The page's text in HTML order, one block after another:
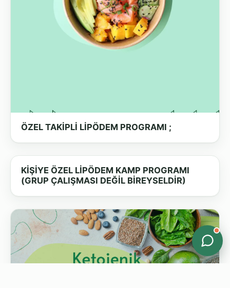
ÖZEL TAKİPLİ LİPÖDEM PROGRAMI ;
KİŞİYE ÖZEL LİPÖDEM KAMP PROGRAMI
(GRUP ÇALIŞMASI DEĞİL BİREYSELDİR)